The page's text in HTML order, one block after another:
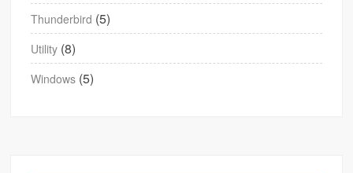
Thunderbird (5)
Utility (8)
Windows (5)